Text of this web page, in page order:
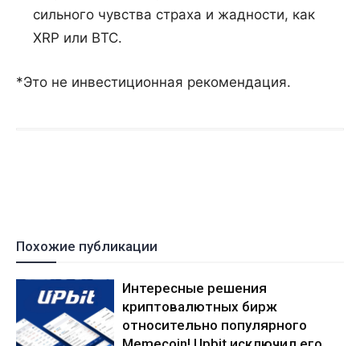
сильного чувства страха и жадности, как
XRP или BTC.
*Это не инвестиционная рекомендация.
Похожие публикации
Интересные решения
криптовалютных бирж
относительно популярного